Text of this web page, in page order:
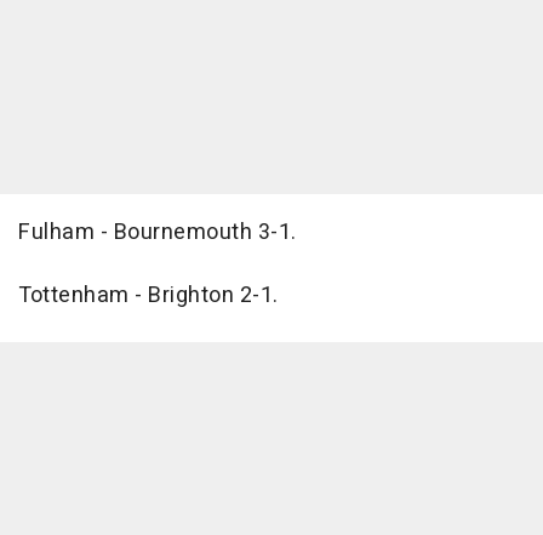
Fulham - Bournemouth 3-1.
Tottenham - Brighton 2-1.